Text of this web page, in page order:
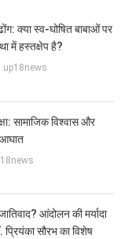
क्या स्व-घोषित बाबाओं पर
में हस्तक्षेप है?
up18news
सामाजिक विश्वास और
आंदोलन की मर्यादा
सौरभ का विशेष